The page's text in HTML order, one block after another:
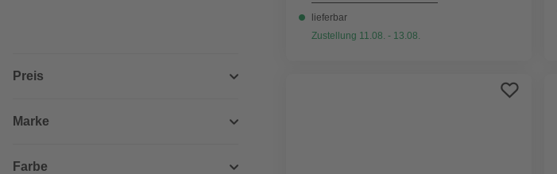
Preis
Marke
Farbe
lieferbar
Zustellung 11.08. - 13.08.